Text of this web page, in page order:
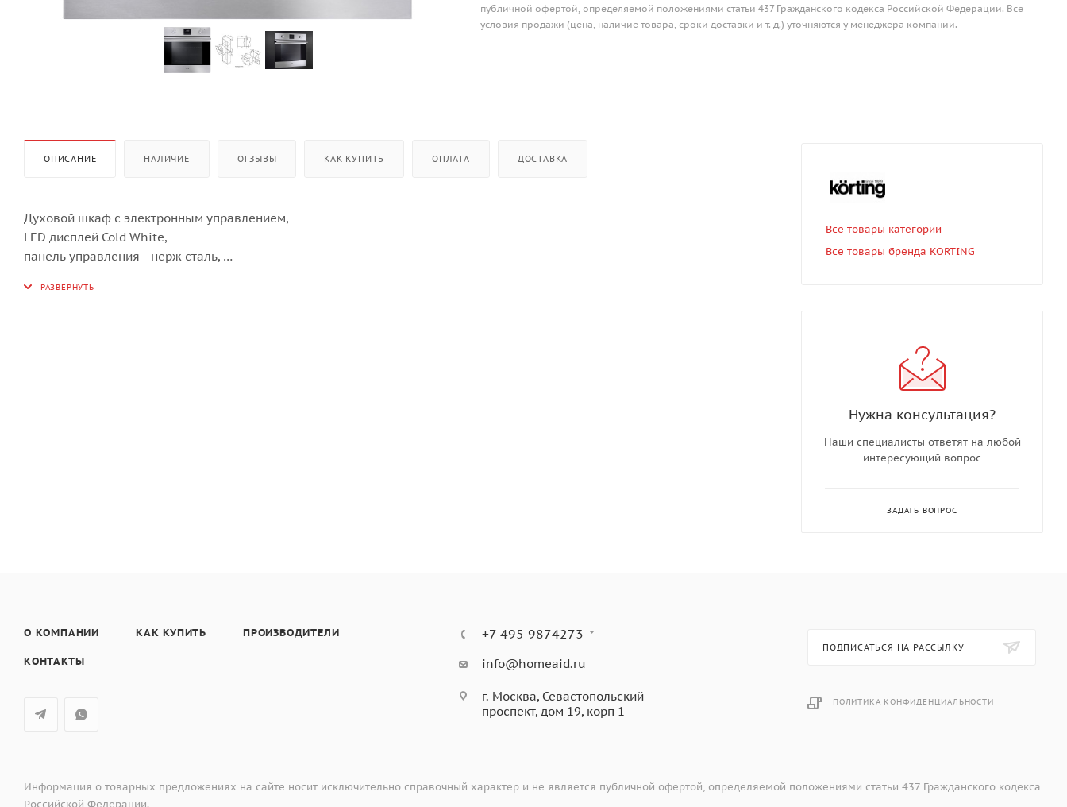
публичной офертой, определяемой положениями статьи 437 Гражданского кодекса Российской Федерации. Все
условия продажи (цена, наличие товара, сроки доставки и т. д.) уточняются у менеджера компании.
ОПИСАНИЕ НАЛИЧИЕ ОТЗЫВЫ КАК КУПИТЬ ОПЛАТА ДОСТАВКА
Духовой шкаф с электронным управлением,
LED дисплей Cold White,
панель управления - нерж сталь,
объем духовки 67 л, двухслойное остекление,
Все товары категории
Все товары бренда KORTING
Нужна консультация?
Наши специалисты ответят на любой
интересующий вопрос
ЗАДАТЬ ВОПРОС
О КОМПАНИИ КАК КУПИТЬ ПРОИЗВОДИТЕЛИ
КОНТАКТЫ
+7 495 9874273
info@homeaid.ru
г. Москва, Севастопольский
проспект, дом 19, корп 1
ПОДПИСАТЬСЯ НА РАССЫЛКУ
ПОЛИТИКА КОНФИДЕНЦИАЛЬНОСТИ
Информация о товарных предложениях на сайте носит исключительно справочный характер и не является публичной офертой, определяемой положениями статьи 437 Гражданского кодекса